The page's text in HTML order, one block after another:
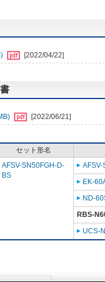
[2022/04/22]
[2022/06/21]
セット形名
AFSV-SN50FGH-D-
BS
EK-
ND-
RBS-
UCS-